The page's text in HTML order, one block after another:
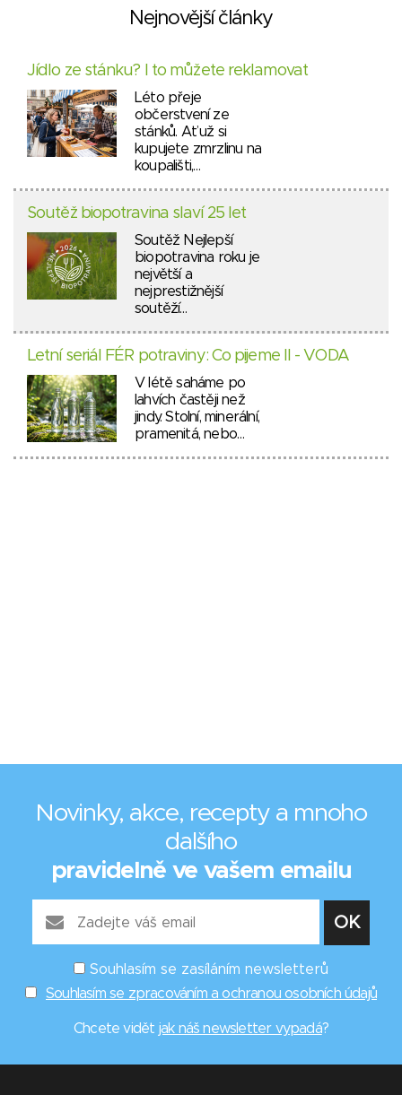
Nejnovější články
Jídlo ze stánku? I to můžete reklamovat
Léto přeje
občerstvení ze
stánků. Ať už si
kupujete zmrzlinu na
koupališti,…
Soutěž biopotravina slaví 25 let
Soutěž Nejlepší
biopotravina roku je
největší a
nejprestižnější
soutěží…
Letní seriál FÉR potraviny: Co pijeme II - VODA
V létě saháme po
lahvích častěji než
jindy. Stolní, minerální,
pramenitá, nebo…
Novinky, akce, recepty a mnoho
dalšího
pravidelně ve vašem emailu
Souhlasím se zasíláním newsletterů
Souhlasím se zpracováním a ochranou osobních údajů
Chcete vidět jak náš newsletter vypadá?